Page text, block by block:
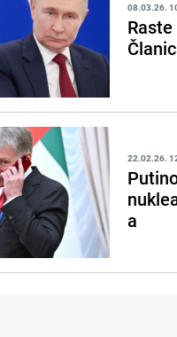
08.03.26.
22.02.26.
a